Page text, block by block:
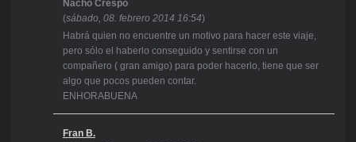
Nacho Crespo
(sábado, 08. febrero 2014 16:54)
Habrá quien no encuentre un motivo para hacer este viaje,
pero sólo el haberlo conseguido y sentirse con un
compañero ( gran amigo) para poder hacerlo, tiene que ser
algo que pocos pueden contar.
ENHORABUENA
Fran B.